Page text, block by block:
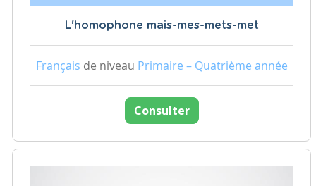
L'homophone mais-mes-mets-met
Français de niveau Primaire – Quatrième année
Consulter